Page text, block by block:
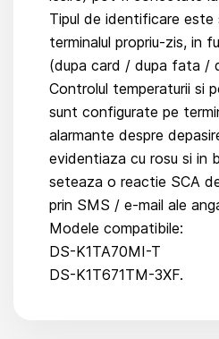
Tipul de identificare este
terminalul propriu-zis, in
(dupa card / dupa fata /
Controlul temperaturii si
sunt configurate pe
alarmante despre
evidentiaza cu rosu si in
seteaza o reactie SCA
prin SMS / e-mail ale
Modele compatibile:
DS-K1TA70MI-T
DS-K1T671TM-3XF.